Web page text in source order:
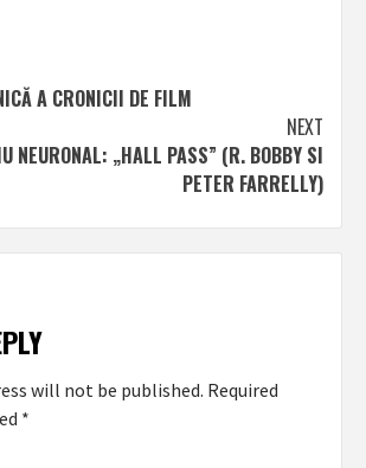
A CRONICII DE FILM
NEXT
NEURONAL: „HALL PASS” (R. BOBBY SI
PETER FARRELLY)
will not be published. Required
*